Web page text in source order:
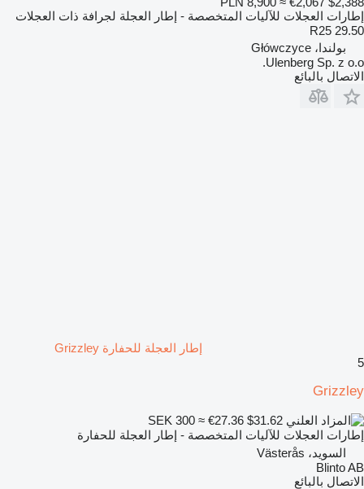
إطارات العجلات للآليات المتخصصة - إطار العجلة لجرافة ذات العجلات
29.50 R25
بولندا، Główczyce
Ulenberg Sp. z o.o.
الاتصال بالبائع
إطار العجلة للحفارة Grizzley
5
Grizzley
SEK 300 ≈ €27.36
إطارات العجلات للآليات المتخصصة - إطار العجلة للحفارة
السويد، Västerås
Blinto AB
الاتصال بالبائع